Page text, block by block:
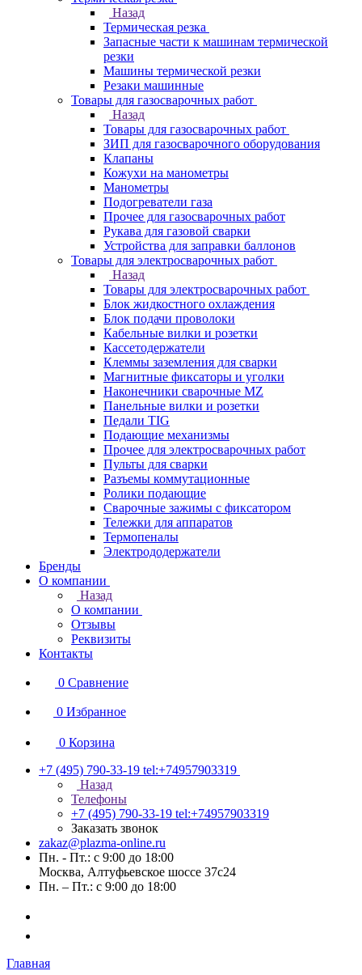
Назад
Термическая резка
Запасные части к машинам термической
резки
Машины термической резки
Резаки машинные
Товары для газосварочных работ
Назад
Товары для газосварочных работ
ЗИП для газосварочного оборудования
Клапаны
Кожухи на манометры
Манометры
Подогреватели газа
Прочее для газосварочных работ
Рукава для газовой сварки
Устройства для заправки баллонов
Товары для электросварочных работ
Назад
Товары для электросварочных работ
Блок жидкостного охлаждения
Блок подачи проволоки
Кабельные вилки и розетки
Кассетодержатели
Клеммы заземления для сварки
Магнитные фиксаторы и уголки
Наконечники сварочные MZ
Панельные вилки и розетки
Педали TIG
Подающие механизмы
Прочее для электросварочных работ
Пульты для сварки
Разъемы коммутационные
Ролики подающие
Сварочные зажимы с фиксатором
Тележки для аппаратов
Термопеналы
Электрододержатели
Бренды
О компании
Назад
О компании
Отзывы
Реквизиты
Контакты
0 Сравнение
0 Избранное
0 Корзина
+7 (495) 790-33-19 tel:+74957903319
Назад
Телефоны
+7 (495) 790-33-19 tel:+74957903319
Заказать звонок
zakaz@plazma-online.ru
Пн. - Пт.: с 9:00 до 18:00
Москва, Алтуфьевское шоссе 37с24
Пн. – Пт.: с 9:00 до 18:00
Главная